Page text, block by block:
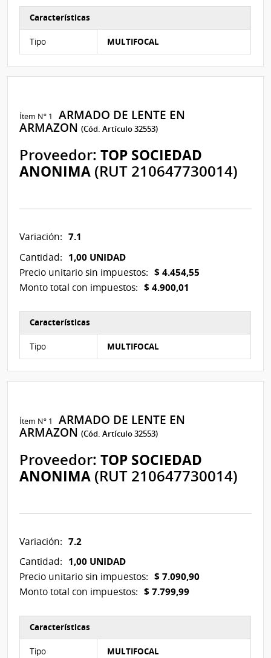
Características
Tipo MULTIFOCAL
Ítem Nº 1
ARMADO DE LENTE EN
ARMAZON(Cód. Artículo 32553)
Proveedor:TOP SOCIEDAD
ANONIMA (RUT 210647730014)
Variación: 7.1
Cantidad: 1,00 UNIDAD
Precio unitario sin impuestos: $ 4.454,55
Monto total con impuestos: $ 4.900,01
Características
Tipo MULTIFOCAL
Ítem Nº 1
ARMADO DE LENTE EN
ARMAZON(Cód. Artículo 32553)
Proveedor:TOP SOCIEDAD
ANONIMA (RUT 210647730014)
Variación: 7.2
Cantidad: 1,00 UNIDAD
Precio unitario sin impuestos: $ 7.090,90
Monto total con impuestos: $ 7.799,99
Características
Tipo MULTIFOCAL